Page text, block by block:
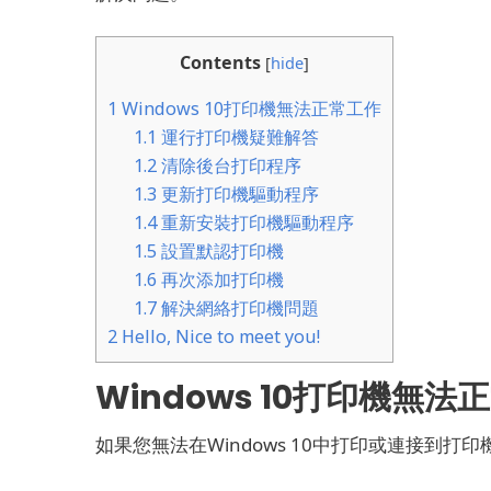
Contents [hide]
1 Windows 10打印機無法正常工作
1.1 運行打印機疑難解答
1.2清除後台打印程序
1.3 更新打印機驅動程序
1.4重新安裝打印機驅動程序
1.5 設置默認打印機
1.6 再次添加打印機
1.7解決網絡打印機問題
2 Hello, Nice to meet you!
Windows 10打印機無法
如果您無法在Windows 10中打印或連接到打印